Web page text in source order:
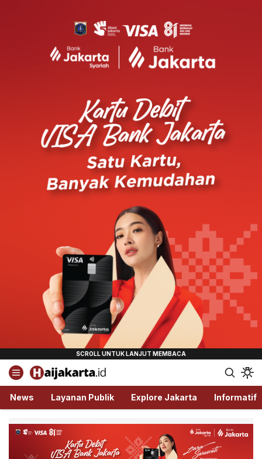
Haijakarta.id
Semua Tentang Jakarta Ada Disini!
News Layanan Publik Explore Jakarta Informatif